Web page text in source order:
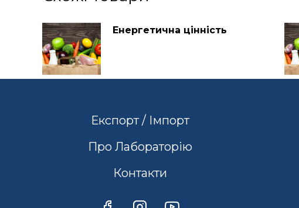
Енергетична цінність
Експорт / Імпорт
Про Лабораторію
Контакти